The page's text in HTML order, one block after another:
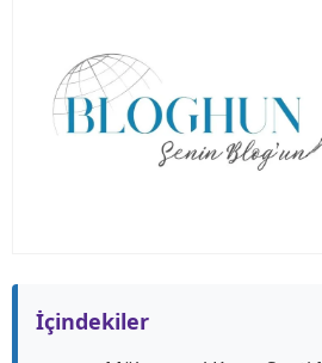
İçindekiler